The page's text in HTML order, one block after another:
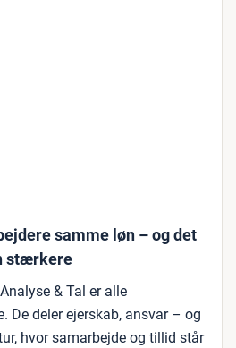
samme løn – og det
stærkere
& Tal er alle
De deler ejerskab, ansvar – og
hvor samarbejde og tillid står